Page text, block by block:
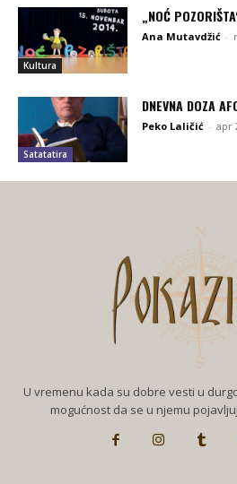
Kultura
„NOĆ
Ana Mutavdžić -
Satatatira
DNEVNA DOZA
Peko Laličić - apr
U vremenu kada su dobre vesti u
mogućnost da se u njemu